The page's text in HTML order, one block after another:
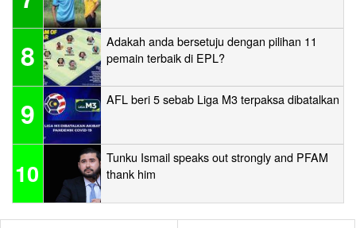
8
Adakah anda bersetuju dengan pilihan 11
pemain terbaik di EPL?
9 AFL beri 5 sebab Liga M3 terpaksa dibatalkan
10
Tunku Ismail speaks out strongly and PFAM
thank him